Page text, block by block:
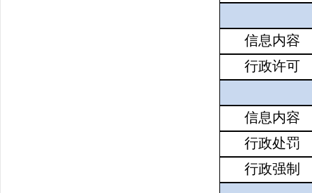
信息内容
行政许可
信息内容
行政处罚
行政强制